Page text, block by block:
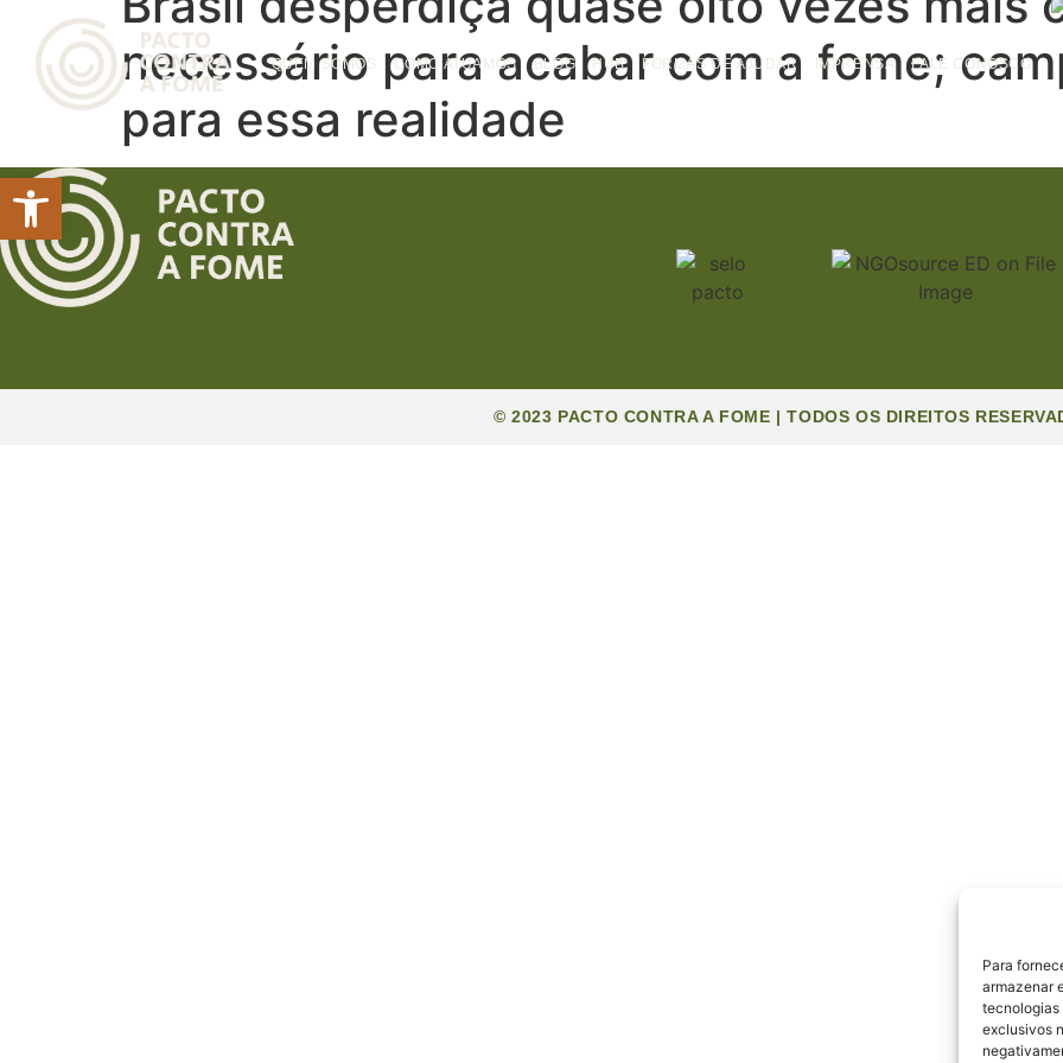
Abrir a barra de ferramentas
Para
armazenar
tecnologias
exclusivos
QUEM SOMOS COMO ATUAMOS BLOG HUB FORMAS DE AJUDAR IMPRENSA FALE CONOSCO
necessário para acabar com a fome;
para essa realidade
© 2023 PACTO CONTRA A FOME | TODOS OS DIREITOS